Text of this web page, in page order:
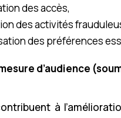
des accès,
des activités
des préférences
d’audience
à